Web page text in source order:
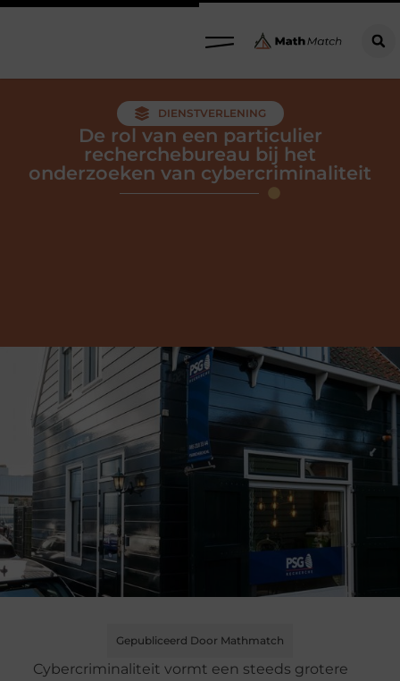
DIENSTVERLENING
De rol van een particulier
recherchebureau bij het
onderzoeken van cybercriminaliteit
Gepubliceerd Door Mathmatch
Cybercriminaliteit vormt een steeds grotere